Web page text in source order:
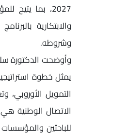
2027، بما
والابتكارية
وشروطه.
وأوضحت الدكتورة
يمثل خطوة
التمويل الأوروبي،
الاتصال الوطنية
للباحثين